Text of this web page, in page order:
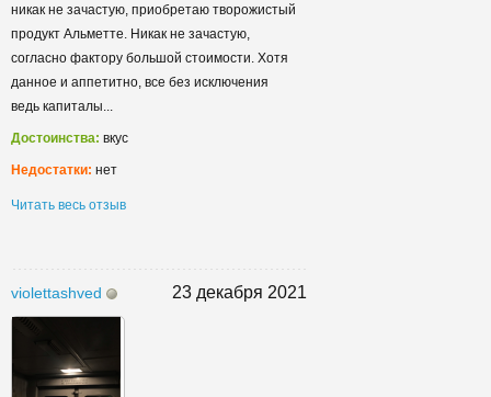
никак не зачастую, приобретаю творожистый
продукт Альметте. Никак не зачастую,
согласно фактору большой стоимости. Хотя
данное и аппетитно, все без исключения
ведь капиталы...
Достоинства: вкус
Недостатки: нет
Читать весь отзыв
violettashved 23 декабря 2021